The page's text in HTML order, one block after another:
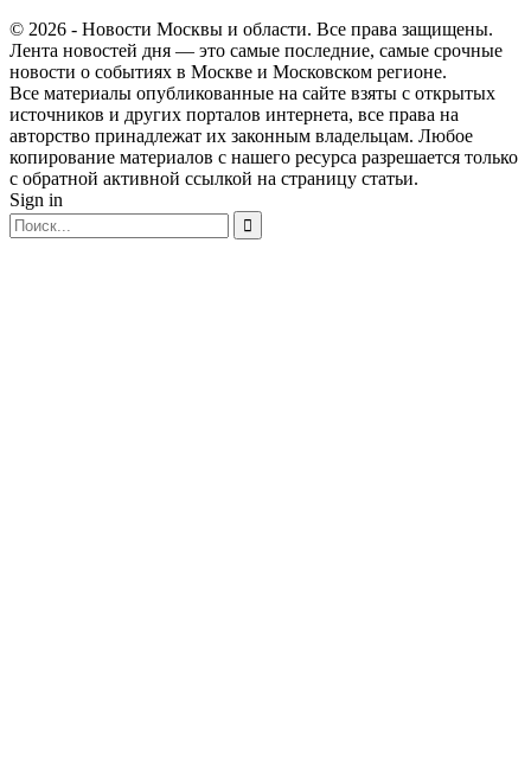
© 2026 - Новости Москвы и области. Все права защищены.
Лента новостей дня — это самые последние, самые срочные
новости о событиях в Москве и Московском регионе.
Все материалы опубликованные на сайте взяты с открытых
источников и других порталов интернета, все права на
авторство принадлежат их законным владельцам. Любое
копирование материалов с нашего ресурса разрешается только
с обратной активной ссылкой на страницу статьи.
Sign in